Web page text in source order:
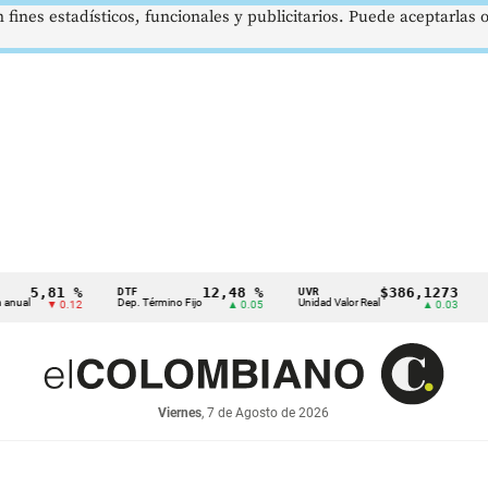
% DTF
Dep. Término Fijo
12,48 %
▲ 0.05
UVR
Unidad Valor Real
$386,1273
▲ 0.03
SMMLV
Salario
Viernes, 7 de Agosto de 2026
estadísticos, funcionales y publicitarios. Puede aceptarlas